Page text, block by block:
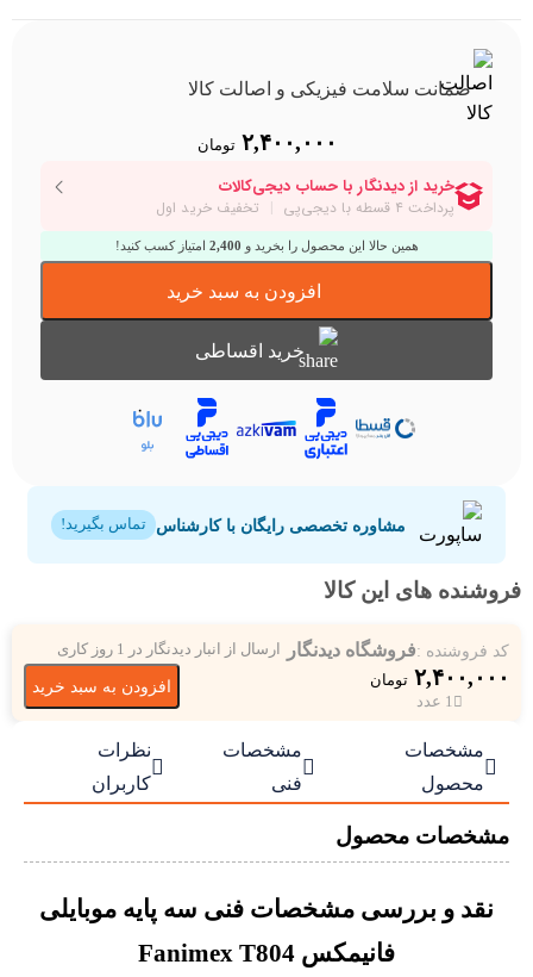
ضمانت سلامت فیزیکی و اصالت کالا
۲,۴۰۰,۰۰۰ تومان
همین حالا این محصول را بخرید و 2,400 امتیاز کسب کنید!
افزودن به سبد خرید
خرید اقساطی
مشاوره تخصصی رایگان با کارشناس تماس بگیرید!
فروشنده های این کالا
کد فروشنده :فروشگاه دیدنگار ارسال از انبار دیدنگار در 1 روز کاری
۲,۴۰۰,۰۰۰ تومان
1 عدد
افزودن به سبد خرید

مشخصات
محصول

مشخصات
فنی

نظرات
کاربران
مشخصات محصول
نقد و بررسی مشخصات فنی سه پایه موبایلی
فانیمکس Fanimex T804